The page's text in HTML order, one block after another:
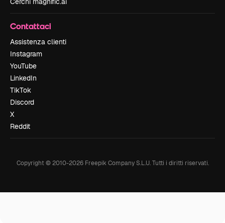
Contattaci
Assistenza clienti
Instagram
YouTube
LinkedIn
TikTok
Discord
X
Reddit
Copyright © 2010-2026Freepik Company S.L.U. Tutti i diritti riservati.